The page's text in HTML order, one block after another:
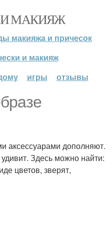
МАКИЯЖ
макияжа и причесок
и макияж
игры отзывы
аксессуарами дополняют.
Здесь можно найти:
цветов, зверят,